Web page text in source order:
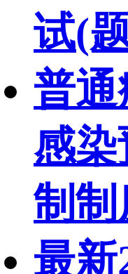
试(
普
感
制制
最新